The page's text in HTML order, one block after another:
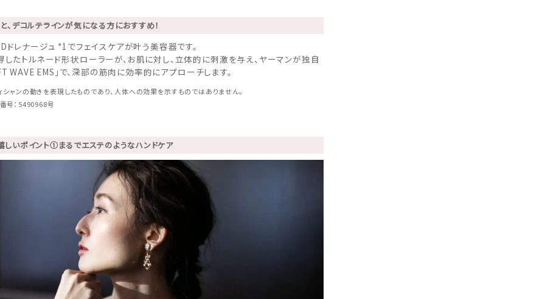
、デコルテラインが気になる方におすすめ！
ドレナージュ *1でフェイスケアが叶う美容器です。
したトルネード形状ローラーが、お肌に対し、立体的に刺激を与え、ヤーマンが独自
WAVE EMS」で、深部の筋肉に効率的にアプローチします。
ャンの動きを表現したものであり、人体への効果を示すものではありません。
：5490968号
しいポイント①まるでエステのようなハンドケア